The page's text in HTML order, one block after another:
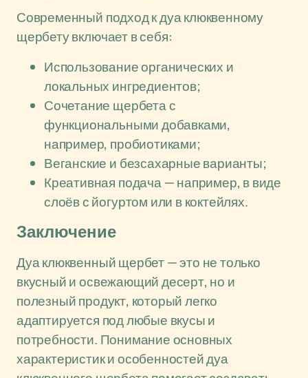
Современный подход к дуа клюквенному
щербету включает в себя:
Использование органических и
локальных ингредиентов;
Сочетание щербета с
функциональными добавками,
например, пробиотиками;
Веганские и безсахарные варианты;
Креативная подача — например, в виде
слоёв с йогуртом или в коктейлях.
Заключение
Дуа клюквенный щербет — это не только
вкусный и освежающий десерт, но и
полезный продукт, который легко
адаптируется под любые вкусы и
потребности. Понимание основных
характеристик и особенностей дуа